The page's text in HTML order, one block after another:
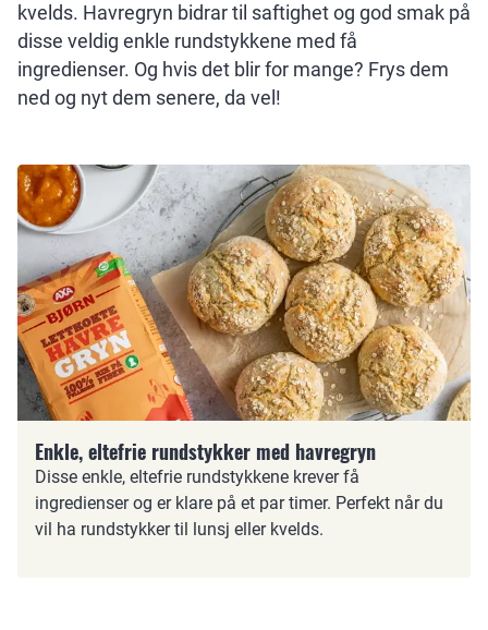
kvelds. Havregryn bidrar til saftighet og god smak på
disse veldig enkle rundstykkene med få
ingredienser. Og hvis det blir for mange? Frys dem
ned og nyt dem senere, da vel!
Enkle, eltefrie rundstykker med havregryn
Disse enkle, eltefrie rundstykkene krever få
ingredienser og er klare på et par timer. Perfekt når du
vil ha rundstykker til lunsj eller kvelds.